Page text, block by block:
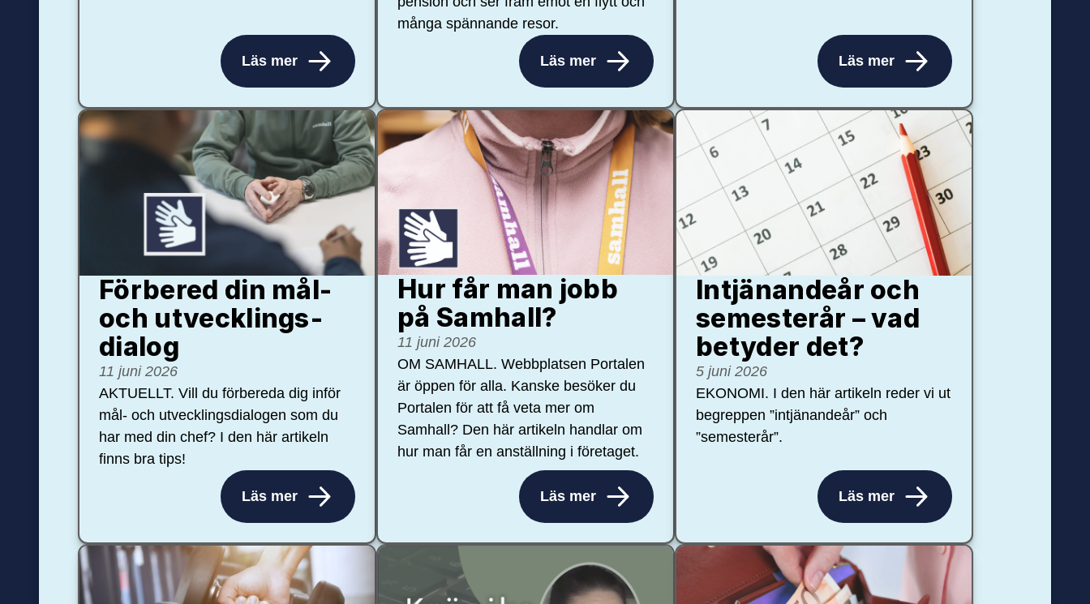
Läs mer
många spännande resor.
Läs mer Läs mer
Förbered din mål-
och ut­veck­lings­
dialog
11 juni 2026
AKTUELLT. Vill du förbereda dig inför
mål- och utvecklingsdialogen som du
har med din chef? I den här artikeln
finns bra tips!
Läs mer
Hur får man jobb
på Samhall?
11 juni 2026
OM SAMHALL. Webbplatsen Portalen
är öppen för alla. Kanske besöker du
Portalen för att få veta mer om
Samhall? Den här artikeln handlar om
hur man får en anställning i företaget.
Läs mer
Intjänandeår och
semesterår – vad
betyder det?
5 juni 2026
EKONOMI. I den här artikeln reder vi ut
begreppen ”intjänandeår” och
”semesterår”.
Läs mer